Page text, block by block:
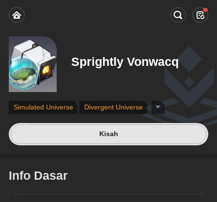
Sprightly Vonwacq
Simulated Universe Divergent Universe
Kisah
Info Dasar